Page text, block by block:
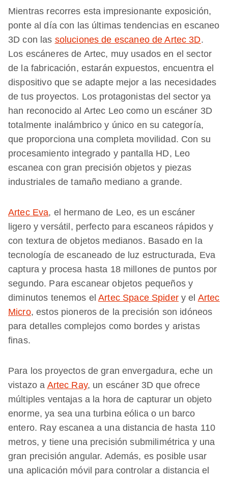
Mientras recorres esta impresionante exposición,
ponte al día con las últimas tendencias en escaneo
3D con las soluciones de escaneo de Artec 3D.
Los escáneres de Artec, muy usados en el sector
de la fabricación, estarán expuestos, encuentra el
dispositivo que se adapte mejor a las necesidades
de tus proyectos. Los protagonistas del sector ya
han reconocido al Artec Leo como un escáner 3D
totalmente inalámbrico y único en su categoría,
que proporciona una completa movilidad. Con su
procesamiento integrado y pantalla HD, Leo
escanea con gran precisión objetos y piezas
industriales de tamaño mediano a grande.
Artec Eva, el hermano de Leo, es un escáner
ligero y versátil, perfecto para escaneos rápidos y
con textura de objetos medianos. Basado en la
tecnología de escaneado de luz estructurada, Eva
captura y procesa hasta 18 millones de puntos por
segundo. Para escanear objetos pequeños y
diminutos tenemos elArtec Space Spidery el Artec
Micro, estos pioneros de la precisión son idóneos
para detalles complejos como bordes y aristas
finas.
Para los proyectos de gran envergadura, eche un
vistazo a Artec Ray, un escáner 3D que ofrece
múltiples ventajas a la hora de capturar un objeto
enorme, ya sea una turbina eólica o un barco
entero. Ray escanea a una distancia de hasta 110
metros, y tiene una precisión submilimétrica y una
gran precisión angular. Además, es posible usar
una aplicación móvil para controlar a distancia el